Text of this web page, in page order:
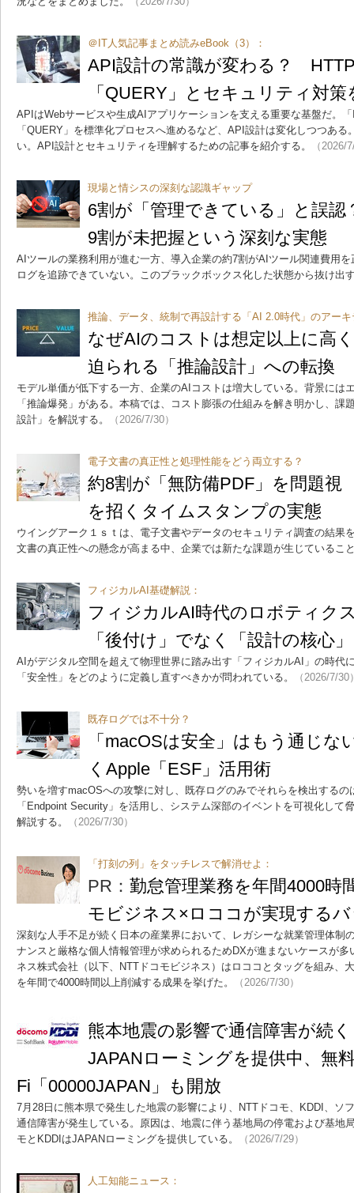
＠IT人気記事まとめ読みeBook（3）：
API設計の常識が変わる？
「QUERY」とセキュリティ対策
APIはWebサービスや生成AIアプリケーションを支える重要な基盤だ。
「QUERY」を標準化プロセスへ進めるなど、API設計は変化しつつあ
い。API設計とセキュリティを理解するための記事を紹介する。
（2026/
現場と情シスの深刻な認識ギャップ
6割が「管理できている」と誤
9割が未把握という深刻な実態
AIツールの業務利用が進む一方、導入企業の約7割がAIツール関連費用
ログを追跡できていない。このブラックボックス化した状態から抜け出
推論、データ、統制で再設計する「AI 2.0時代」のアー
なぜAIのコストは想定以上に高
迫られる「推論設計」への転換
モデル単価が低下する一方、企業のAIコストは増大している。背景には
「推論爆発」がある。本稿では、コスト膨張の仕組みを解き明かし、課
設計」を解説する。
（2026/7/30）
電子文書の真正性と処理性能をどう両立する？
約8割が「無防備PDF」を問題
を招くタイムスタンプの実態
ウイングアーク１ｓｔは、電子文書やデータのセキュリティ調査の結果
文書の真正性への懸念が高まる中、企業では新たな課題が生じているこ
フィジカルAI基礎解説：
フィジカルAI時代のロボティク
「後付け」でなく「設計の核心」
AIがデジタル空間を超えて物理世界に踏み出す「フィジカルAI」の時代
「安全性」をどのように定義し直すべきかが問われている。
（2026/7/30
既存ログでは不十分？
「macOSは安全」はもう通じ
くApple「ESF」活用術
勢いを増すmacOSへの攻撃に対し、既存ログのみでそれらを検出する
「Endpoint Security」を活用し、システム深部のイベントを可視化して
解説する。
（2026/7/30）
「打刻の列」をタッチレスで解消せよ：
PR： 勤怠管理業務を年間4000
モビジネス×ロココが実現する
深刻な人手不足が続く日本の産業界において、レガシーな就業管理体制
ナンスと厳格な個人情報管理が求められるためDXが進まないケースが
ネス株式会社（以下、NTTドコモビジネス）はロココとタッグを組み、
を年間で4000時間以上削減する成果を挙げた。
（2026/7/30）
熊本地震の影響で通信障害が続
JAPANローミングを提供中、無
Fi「00000JAPAN」も開放
7月28日に熊本県で発生した地震の影響により、NTTドコモ、KDDI、ソ
通信障害が発生している。原因は、地震に伴う基地局の停電および基地
モとKDDIはJAPANローミングを提供している。
（2026/7/29）
人工知能ニュース：